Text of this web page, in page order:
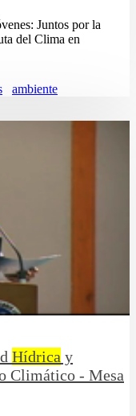
Juntos por la
del Clima en
ambiente
Hídrica y
Climático - Mesa